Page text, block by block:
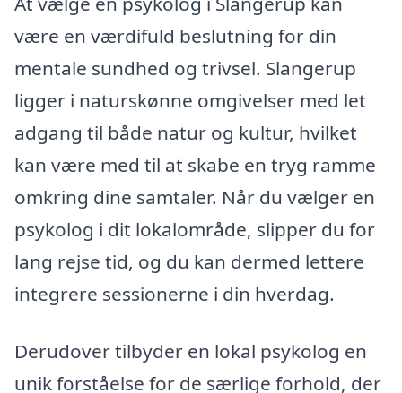
være en værdifuld beslutning for din
mentale sundhed og trivsel. Slangerup
ligger i naturskønne omgivelser med let
adgang til både natur og kultur, hvilket
kan være med til at skabe en tryg ramme
omkring dine samtaler. Når du vælger en
psykolog i dit lokalområde, slipper du for
lang rejse tid, og du kan dermed lettere
integrere sessionerne i din hverdag.
Derudover tilbyder en lokal psykolog en
unik forståelse for de særlige forhold, der